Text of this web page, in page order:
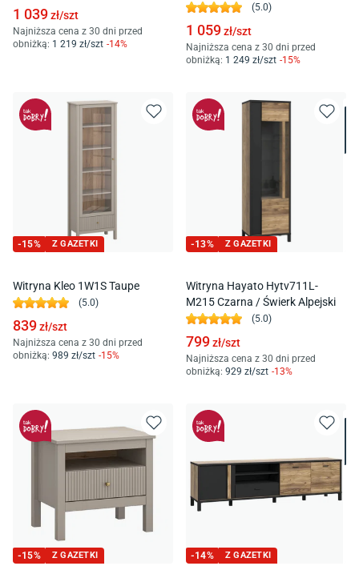
1 039zł/szt
Najniższa cena z 30 dni przed
obniżką: 1 219 zł/szt -14%
(5.0)
1 059zł/szt
Najniższa cena z 30 dni przed
obniżką: 1 249 zł/szt -15%
-15% Z GAZETKI
Witryna Kleo 1W1S Taupe
(5.0)
839zł/szt
Najniższa cena z 30 dni przed
obniżką: 989 zł/szt -15%
-13% Z GAZETKI
Witryna Hayato Hytv711L-
M215 Czarna / Świerk Alpejski
(5.0)
799zł/szt
Najniższa cena z 30 dni przed
obniżką: 929 zł/szt -13%
-15% Z GAZETKI -14% Z GAZETKI